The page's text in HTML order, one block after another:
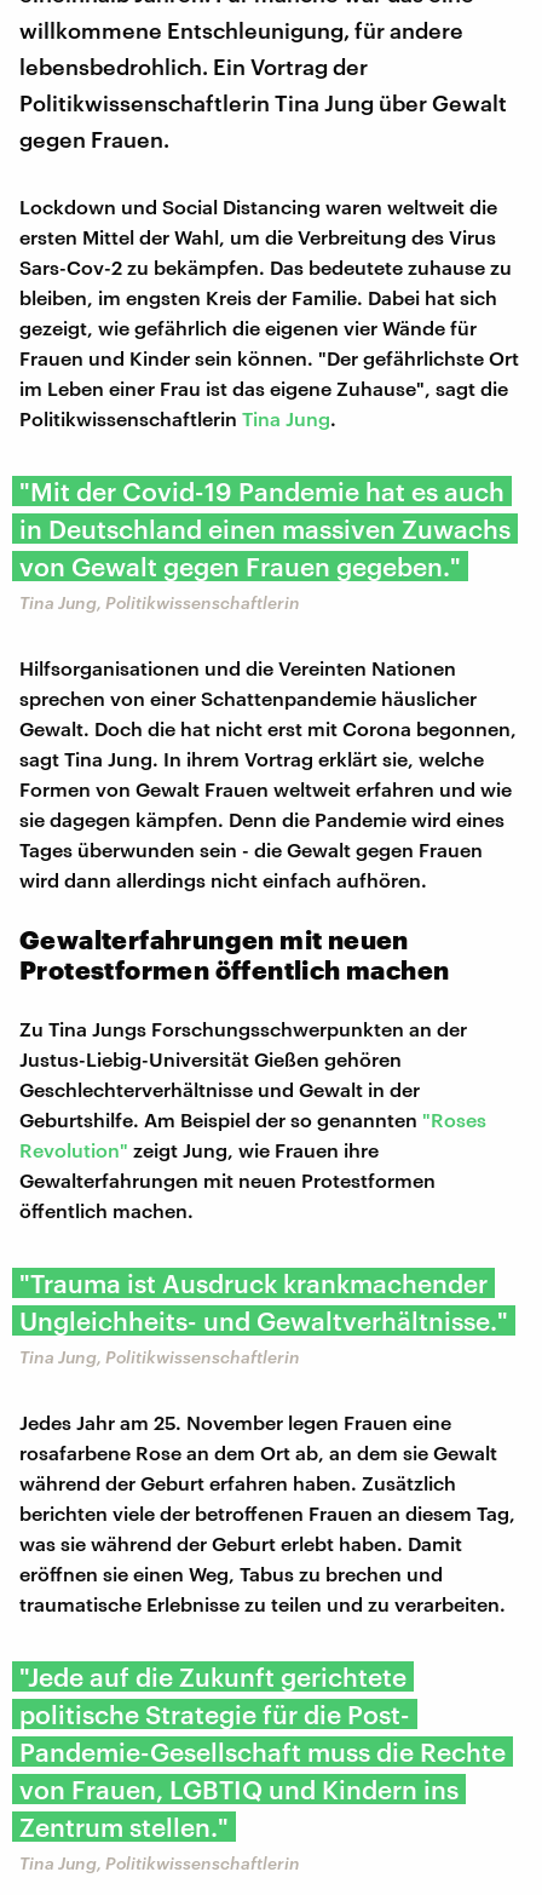
willkommene Entschleunigung, für andere
lebensbedrohlich. Ein Vortrag der
Politikwissenschaftlerin Tina Jung über Gewalt
gegen Frauen.
Lockdown und Social Distancing waren weltweit die
ersten Mittel der Wahl, um die Verbreitung des Virus
Sars-Cov-2 zu bekämpfen. Das bedeutete zuhause zu
bleiben, im engsten Kreis der Familie. Dabei hat sich
gezeigt, wie gefährlich die eigenen vier Wände für
Frauen und Kinder sein können. "Der gefährlichste Ort
im Leben einer Frau ist das eigene Zuhause", sagt die
Politikwissenschaftlerin Tina Jung.
"Mit der Covid-19 Pandemie hat es auch
in Deutschland einen massiven Zuwachs
von Gewalt gegen Frauen gegeben."
Tina Jung, Politikwissenschaftlerin
Hilfsorganisationen und die Vereinten Nationen
sprechen von einer Schattenpandemie häuslicher
Gewalt. Doch die hat nicht erst mit Corona begonnen,
sagt Tina Jung. In ihrem Vortrag erklärt sie, welche
Formen von Gewalt Frauen weltweit erfahren und wie
sie dagegen kämpfen. Denn die Pandemie wird eines
Tages überwunden sein - die Gewalt gegen Frauen
wird dann allerdings nicht einfach aufhören.
Gewalterfahrungen mit neuen
Protestformen öffentlich machen
Zu Tina Jungs Forschungsschwerpunkten an der
Justus-Liebig-Universität Gießen gehören
Geschlechterverhältnisse und Gewalt in der
Geburtshilfe. Am Beispiel der so genannten "Roses
Revolution" zeigt Jung, wie Frauen ihre
Gewalterfahrungen mit neuen Protestformen
öffentlich machen.
"Trauma ist Ausdruck krankmachender
Ungleichheits- und Gewaltverhältnisse."
Tina Jung, Politikwissenschaftlerin
Jedes Jahr am 25. November legen Frauen eine
rosafarbene Rose an dem Ort ab, an dem sie Gewalt
während der Geburt erfahren haben. Zusätzlich
berichten viele der betroffenen Frauen an diesem Tag,
was sie während der Geburt erlebt haben. Damit
eröffnen sie einen Weg, Tabus zu brechen und
traumatische Erlebnisse zu teilen und zu verarbeiten.
"Jede auf die Zukunft gerichtete
politische Strategie für die Post-
Pandemie-Gesellschaft muss die Rechte
von Frauen, LGBTIQ und Kindern ins
Zentrum stellen."
Tina Jung, Politikwissenschaftlerin